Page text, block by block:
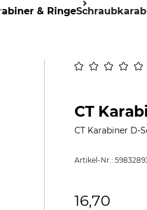
& Ringe
CT
CT Karabiner D-
Artikel-Nr.:
16,70